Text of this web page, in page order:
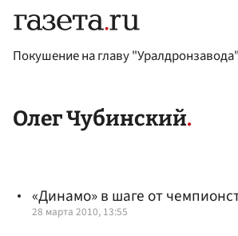
Покушение на главу "Уралдронзавода"
Олег Чубинский
«Динамо» в шаге от
28 марта 2010, 13:55